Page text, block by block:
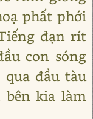
phất phới
đạn rít
con sóng
đầu tàu
bên kia làm